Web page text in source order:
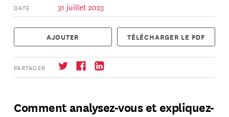
DATE 31 juillet 2023
AJOUTER TÉLÉCHARGER LE PDF
PARTAGER
Comment analysez-vous et expliquez-